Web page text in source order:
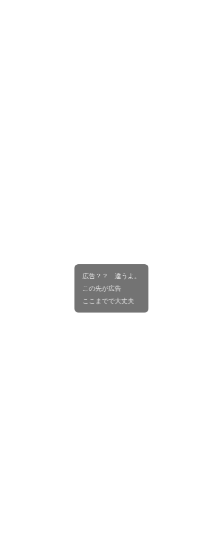
広告？？ 違うよ。
この先が広告
ここまでで大丈夫